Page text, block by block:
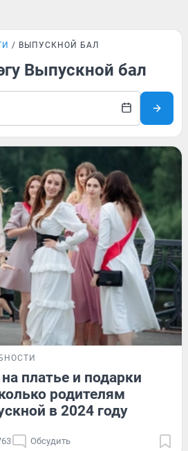
ВЫПУСКНОЙ БАЛ
Выпускной бал
платье и подарки
родителям
в 2024 году
Обсудить